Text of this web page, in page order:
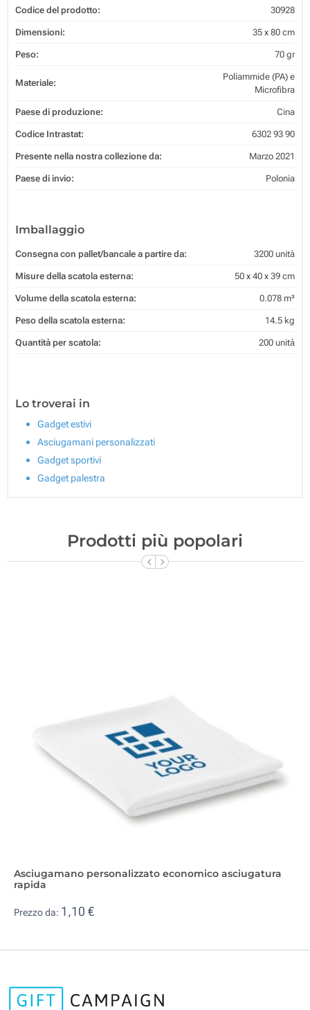
Codice del prodotto: 30928
Dimensioni: 35 x 80 cm
Peso: 70 gr
Materiale:
Poliammide (PA) e
Microfibra
Paese di produzione: Cina
Codice Intrastat: 6302 93 90
Presente nella nostra collezione da: Marzo 2021
Paese di invio: Polonia
Imballaggio
Consegna con pallet/bancale a partire da: 3200 unità
Misure della scatola esterna: 50 x 40 x 39 cm
Volume della scatola esterna: 0.078 m³
Peso della scatola esterna: 14.5 kg
Quantità per scatola: 200 unità
Lo troverai in
Gadget estivi
Asciugamani personalizzati
Gadget sportivi
Gadget palestra
Prodotti più popolari
Asciugamano personalizzato economico asciugatura
rapida
Prezzo da: 1,10 €